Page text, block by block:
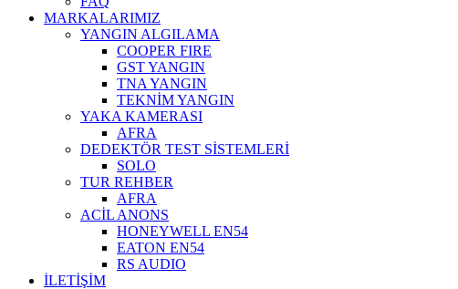
MARKALARIMIZ
YANGIN ALGILAMA
COOPER FIRE
GST YANGIN
TNA YANGIN
TEKNİM YANGIN
YAKA KAMERASI
AFRA
DEDEKTÖR TEST SİSTEMLERİ
SOLO
TUR REHBER
AFRA
ACİL ANONS
HONEYWELL EN54
EATON EN54
RS AUDIO
İLETİŞİM